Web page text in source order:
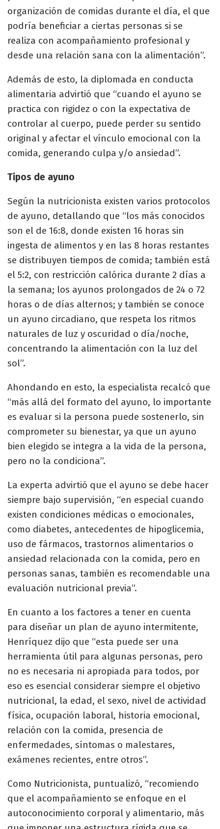
organización de comidas durante el día, el que
podría beneficiar a ciertas personas si se
realiza con acompañamiento profesional y
desde una relación sana con la alimentación”.
Además de esto, la diplomada en conducta
alimentaria advirtió que “cuando el ayuno se
practica con rigidez o con la expectativa de
controlar al cuerpo, puede perder su sentido
original y afectar el vínculo emocional con la
comida, generando culpa y/o ansiedad”.
Tipos de ayuno
Según la nutricionista existen varios protocolos
de ayuno, detallando que “los más conocidos
son el de 16:8, donde existen 16 horas sin
ingesta de alimentos y en las 8 horas restantes
se distribuyen tiempos de comida; también está
el 5:2, con restricción calórica durante 2 días a
la semana; los ayunos prolongados de 24 o 72
horas o de días alternos; y también se conoce
un ayuno circadiano, que respeta los ritmos
naturales de luz y oscuridad o día/noche,
concentrando la alimentación con la luz del
sol”.
Ahondando en esto, la especialista recalcó que
“más allá del formato del ayuno, lo importante
es evaluar si la persona puede sostenerlo, sin
comprometer su bienestar, ya que un ayuno
bien elegido se integra a la vida de la persona,
pero no la condiciona”.
La experta advirtió que el ayuno se debe hacer
siempre bajo supervisión, “en especial cuando
existen condiciones médicas o emocionales,
como diabetes, antecedentes de hipoglicemia,
uso de fármacos, trastornos alimentarios o
ansiedad relacionada con la comida, pero en
personas sanas, también es recomendable una
evaluación nutricional previa”.
En cuanto a los factores a tener en cuenta
para diseñar un plan de ayuno intermitente,
Henríquez dijo que “esta puede ser una
herramienta útil para algunas personas, pero
no es necesaria ni apropiada para todos, por
eso es esencial considerar siempre el objetivo
nutricional, la edad, el sexo, nivel de actividad
física, ocupación laboral, historia emocional,
relación con la comida, presencia de
enfermedades, síntomas o malestares,
exámenes recientes, entre otros”.
Como Nutricionista, puntualizó, “recomiendo
que el acompañamiento se enfoque en el
autoconocimiento corporal y alimentario, más